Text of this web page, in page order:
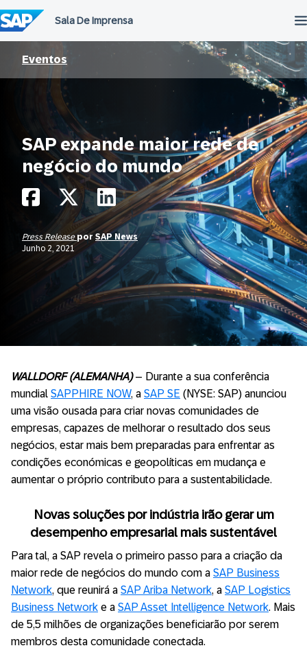
para
o
conteúdo
Eventos
SAP expande maior rede de
negócio do mundo
Press Release por SAP News
Junho 2, 2021
WALLDORF (ALEMANHA)– Durante a sua conferência
mundial SAPPHIRE NOW, a SAP SE (NYSE: SAP) anunciou
uma visão ousada para criar novas comunidades de
empresas, capazes de melhorar o resultado dos seus
negócios, estar mais bem preparadas para enfrentar as
condições económicas e geopolíticas em mudança e
aumentar o próprio contributo para a sustentabilidade.
Novas soluções por indústria irão gerar um
desempenho empresarial mais sustentável
Para tal, a SAP revela o primeiro passo para a criação da
maior rede de negócios do mundo com a SAP Business
Network, que reunirá a SAP Ariba Network, a SAP Logistics
Business Network e a SAP Asset Intelligence Network. Mais
de 5,5 milhões de organizações beneficiarão por serem
membros desta comunidade conectada.